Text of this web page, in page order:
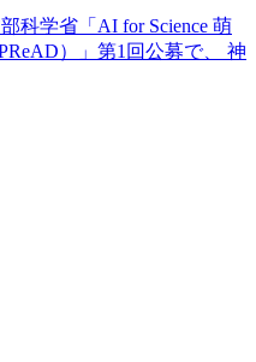
科学省「AI for Science 萌
）」第1回公募で、 神